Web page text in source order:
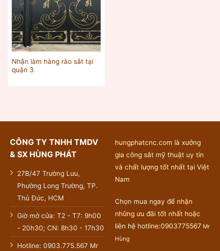
Nhận làm hàng rào sắt tại
quận 3
CÔNG TY TNHH TMDV
& SX HÙNG PHÁT
27B/47 Trường Lưu,
Phường Long Trường, TP.
Thủ Đức, HCM
Giờ mở cửa: T2 - T7: 9h00
- 20h30; CN: 8h30 - 17h30
Hotline: 0903.775.567 Mr
hungphatcnc.com là xưởng
gia công sắt mỹ thuật uy tín
và chất lượng tốt nhất tại Việt
Nam
Chọn mua ngay để nhận
những ưu đãi tốt nhất hoặc
liên hệ hotline:0903775567 Mr
Hùng